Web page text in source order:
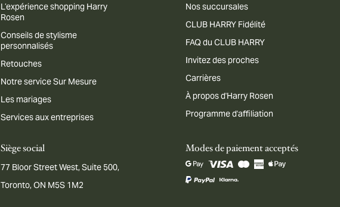
L’expérience shopping Harry
Rosen
Conseils de stylisme
personnalisés
Retouches
Notre service Sur Mesure
Les mariages
Services aux entreprises
Nos succursales
CLUB HARRY Fidélité
FAQ du CLUB HARRY
Invitez des proches
Carrières
À propos d'Harry Rosen
Programme d'affiliation
Siège social
77 Bloor Street West, Suite 500,
Toronto, ON M5S 1M2
Modes de paiement acceptés